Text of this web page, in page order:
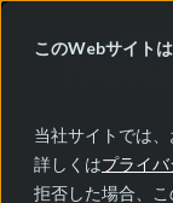
このWebサイト
当社サイトでは
詳しくはプライ
拒否した場合、